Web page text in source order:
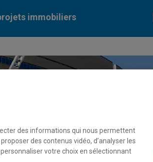
immobiliers
des informations qui nous permettent
des contenus vidéo, d’analyser les
votre choix en sélectionnant